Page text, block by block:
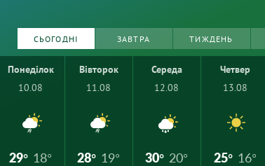
СЬОГОДНІ ЗАВТРА ТИЖДЕНЬ
Понеділок
10.08
29° 18°
Вівторок
11.08
28° 19°
Середа
12.08
30° 20°
Четвер
13.08
25° 16°